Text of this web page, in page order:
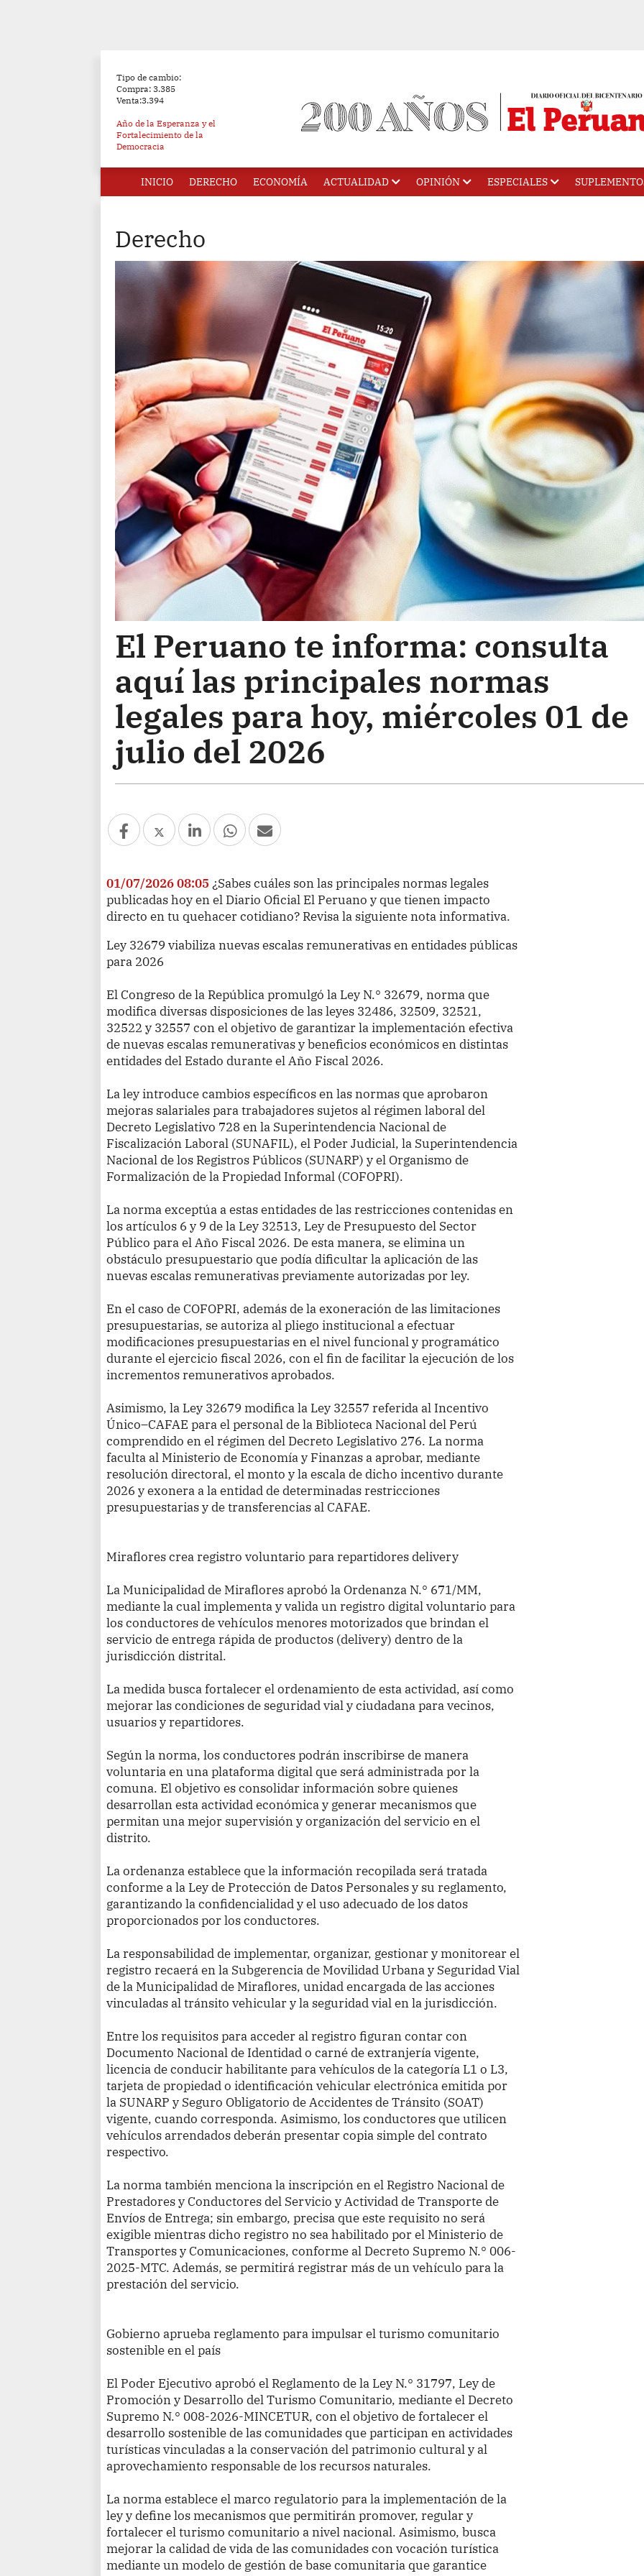
Tipo de cambio:
Compra: 3.385
Venta:3.394
Año de la Esperanza y el
Fortalecimiento de la
Democracia
INICIO DERECHO ECONOMÍA ACTUALIDAD OPINIÓN ESPECIALES
Derecho
El Peruano te informa: consulta
aquí las principales normas
legales para hoy, miércoles 01 de
julio del 2026
01/07/2026 08:05¿Sabes cuáles son las principales normas legales
publicadas hoy en el Diario Oficial El Peruano y que tienen impacto
directo en tu quehacer cotidiano? Revisa la siguiente nota informativa.
Ley 32679 viabiliza nuevas escalas remunerativas en entidades públicas
para 2026
El Congreso de la República promulgó la Ley N.° 32679, norma que
modifica diversas disposiciones de las leyes 32486, 32509, 32521,
32522 y 32557 con el objetivo de garantizar la implementación efectiva
de nuevas escalas remunerativas y beneficios económicos en distintas
entidades del Estado durante el Año Fiscal 2026.
La ley introduce cambios específicos en las normas que aprobaron
mejoras salariales para trabajadores sujetos al régimen laboral del
Decreto Legislativo 728 en la Superintendencia Nacional de
Fiscalización Laboral (SUNAFIL), el Poder Judicial, la Superintendencia
Nacional de los Registros Públicos (SUNARP) y el Organismo de
Formalización de la Propiedad Informal (COFOPRI).
La norma exceptúa a estas entidades de las restricciones contenidas en
los artículos 6 y 9 de la Ley 32513, Ley de Presupuesto del Sector
Público para el Año Fiscal 2026. De esta manera, se elimina un
obstáculo presupuestario que podía dificultar la aplicación de las
nuevas escalas remunerativas previamente autorizadas por ley.
En el caso de COFOPRI, además de la exoneración de las limitaciones
presupuestarias, se autoriza al pliego institucional a efectuar
modificaciones presupuestarias en el nivel funcional y programático
durante el ejercicio fiscal 2026, con el fin de facilitar la ejecución de los
incrementos remunerativos aprobados.
Asimismo, la Ley 32679 modifica la Ley 32557 referida al Incentivo
Único–CAFAE para el personal de la Biblioteca Nacional del Perú
comprendido en el régimen del Decreto Legislativo 276. La norma
faculta al Ministerio de Economía y Finanzas a aprobar, mediante
resolución directoral, el monto y la escala de dicho incentivo durante
2026 y exonera a la entidad de determinadas restricciones
presupuestarias y de transferencias al CAFAE.
Miraflores crea registro voluntario para repartidores delivery
La Municipalidad de Miraflores aprobó la Ordenanza N.° 671/MM,
mediante la cual implementa y valida un registro digital voluntario para
los conductores de vehículos menores motorizados que brindan el
servicio de entrega rápida de productos (delivery) dentro de la
jurisdicción distrital.
La medida busca fortalecer el ordenamiento de esta actividad, así como
mejorar las condiciones de seguridad vial y ciudadana para vecinos,
usuarios y repartidores.
Según la norma, los conductores podrán inscribirse de manera
voluntaria en una plataforma digital que será administrada por la
comuna. El objetivo es consolidar información sobre quienes
desarrollan esta actividad económica y generar mecanismos que
permitan una mejor supervisión y organización del servicio en el
distrito.
La ordenanza establece que la información recopilada será tratada
conforme a la Ley de Protección de Datos Personales y su reglamento,
garantizando la confidencialidad y el uso adecuado de los datos
proporcionados por los conductores.
La responsabilidad de implementar, organizar, gestionar y monitorear el
registro recaerá en la Subgerencia de Movilidad Urbana y Seguridad Vial
de la Municipalidad de Miraflores, unidad encargada de las acciones
vinculadas al tránsito vehicular y la seguridad vial en la jurisdicción.
Entre los requisitos para acceder al registro figuran contar con
Documento Nacional de Identidad o carné de extranjería vigente,
licencia de conducir habilitante para vehículos de la categoría L1 o L3,
tarjeta de propiedad o identificación vehicular electrónica emitida por
la SUNARP y Seguro Obligatorio de Accidentes de Tránsito (SOAT)
vigente, cuando corresponda. Asimismo, los conductores que utilicen
vehículos arrendados deberán presentar copia simple del contrato
respectivo.
La norma también menciona la inscripción en el Registro Nacional de
Prestadores y Conductores del Servicio y Actividad de Transporte de
Envíos de Entrega; sin embargo, precisa que este requisito no será
exigible mientras dicho registro no sea habilitado por el Ministerio de
Transportes y Comunicaciones, conforme al Decreto Supremo N.° 006-
2025-MTC. Además, se permitirá registrar más de un vehículo para la
prestación del servicio.
Gobierno aprueba reglamento para impulsar el turismo comunitario
sostenible en el país
El Poder Ejecutivo aprobó el Reglamento de la Ley N.° 31797, Ley de
Promoción y Desarrollo del Turismo Comunitario, mediante el Decreto
Supremo N.° 008-2026-MINCETUR, con el objetivo de fortalecer el
desarrollo sostenible de las comunidades que participan en actividades
turísticas vinculadas a la conservación del patrimonio cultural y al
aprovechamiento responsable de los recursos naturales.
La norma establece el marco regulatorio para la implementación de la
ley y define los mecanismos que permitirán promover, regular y
fortalecer el turismo comunitario a nivel nacional. Asimismo, busca
mejorar la calidad de vida de las comunidades con vocación turística
mediante un modelo de gestión de base comunitaria que garantice